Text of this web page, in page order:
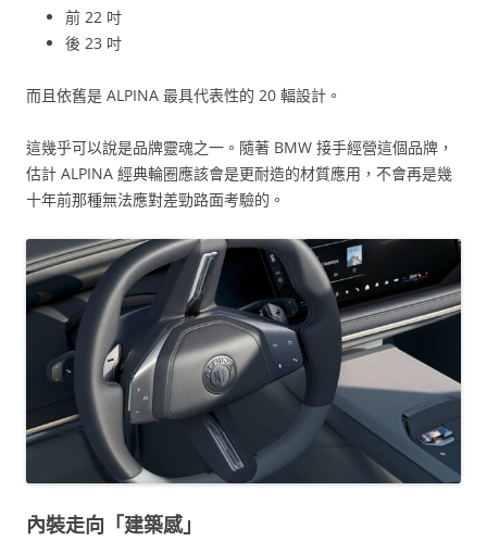
前 22 吋
後 23 吋
而且依舊是 ALPINA 最具代表性的 20 輻設計。
這幾乎可以說是品牌靈魂之一。隨著 BMW 接手經營這個品牌，
估計 ALPINA 經典輪圈應該會是更耐造的材質應用，不會再是幾
十年前那種無法應對差勁路面考驗的。
內裝走向「建築感」